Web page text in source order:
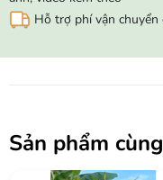
Hỗ trợ phí vận chuyển
Sản phẩm